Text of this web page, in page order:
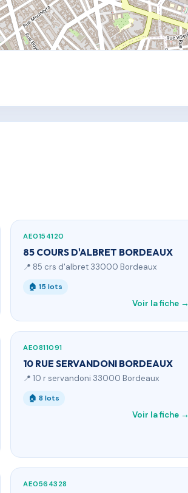
AE0154120
85 COURS D'ALBRET BORDEAUX
📍 85 crs d'albret 33000 Bordeaux
🏠 15 lots
Voir la fiche →
AE0811091
10 RUE SERVANDONI BORDEAUX
📍 10 r servandoni 33000 Bordeaux
🏠 8 lots
Voir la fiche →
AE0564328